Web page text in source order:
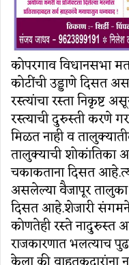
कोपरगाव विधानसभा
कोटींची उड्डाणे दिसत
रस्त्यांचा रस्ता निकृष्ट
रस्त्याची दुरुस्ती करणे
मिळत नाही व
तालुक्याची शोकांतिका
चकाकताना दिसत
असलेल्या वैजापूर
दिसत आहे.शेजारी
कोणतेही रस्ते नादुरुस्त
राजकारणात भलत्याच